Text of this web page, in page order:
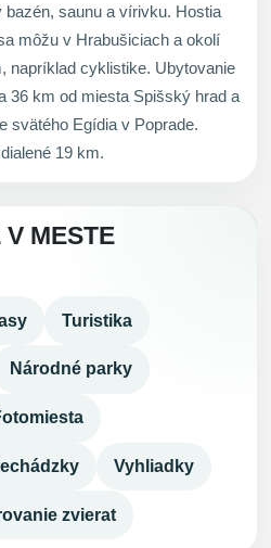
saunu a vírivku. Hostia
môžu v Hrabušiciach a okolí
napríklad cyklistike. Ubytovanie
36 km od miesta Spišský hrad a
svätého Egídia v Poprade.
19 km.
MESTE
Turistika
Národné parky
Vyhliadky
zvierat